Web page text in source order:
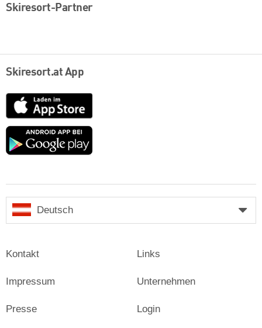
Skiresort-Partner
Skiresort.at App
App
Store
Google
Deutsch
Kontakt
Impressum
Presse
Links
Unternehmen
Login